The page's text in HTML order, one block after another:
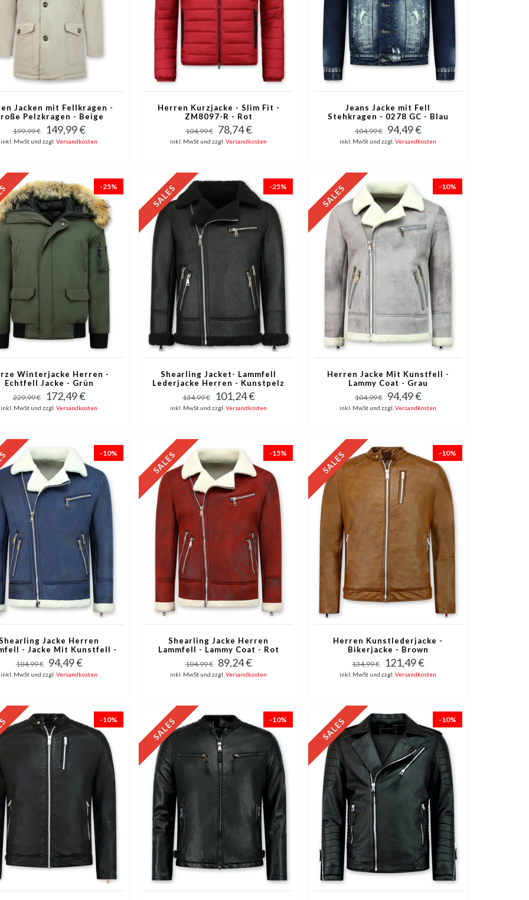
Jacken mit Fellkragen -
Pelzkragen - Beige
199,99 € 149,99 €
inkl. MwSt und zzgl.Versandkosten
Herren Kurzjacke - Slim Fit -
ZM8097-R - Rot
104,99 € 78,74 €
inkl. MwSt und zzgl.Versandkosten
Jeans Jacke mit Fell
Stehkragen - 0278 GC - Blau
104,99 € 94,49 €
inkl. MwSt und zzgl.Versandkosten
-25%
Winterjacke Herren -
Echtfell Jacke - Grün
229,99 € 172,49 €
inkl. MwSt und zzgl.Versandkosten
-25%
Shearling Jacket- Lammfell
Lederjacke Herren - Kunstpelz
- Schwarz
134,99 € 101,24 €
inkl. MwSt und zzgl.Versandkosten
-10%
Herren Jacke Mit Kunstfell -
Lammy Coat - Grau
104,99 € 94,49 €
inkl. MwSt und zzgl.Versandkosten
-10%
Jacke Herren
- Jacke Mit Kunstfell -
Blau
104,99 € 94,49 €
inkl. MwSt und zzgl.Versandkosten
-15%
Shearling Jacke Herren
Lammfell - Lammy Coat - Rot
104,99 € 89,24 €
inkl. MwSt und zzgl.Versandkosten
-10%
Herren Kunstlederjacke -
Bikerjacke - Brown
134,99 € 121,49 €
inkl. MwSt und zzgl.Versandkosten
-10% -10% -10%